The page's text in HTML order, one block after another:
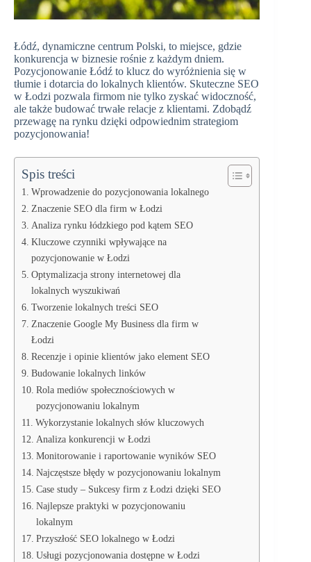
Łódź, dynamiczne centrum Polski, to miejsce, gdzie
konkurencja w biznesie rośnie z każdym dniem.
Pozycjonowanie Łódź to klucz do wyróżnienia się w
tłumie i dotarcia do lokalnych klientów. Skuteczne SEO
w Łodzi pozwala firmom nie tylko zyskać widoczność,
ale także budować trwałe relacje z klientami. Zdobądź
przewagę na rynku dzięki odpowiednim strategiom
pozycjonowania!
Spis treści
Wprowadzenie do pozycjonowania lokalnego
Znaczenie SEO dla firm w Łodzi
Analiza rynku łódzkiego pod kątem SEO
Kluczowe czynniki wpływające na
pozycjonowanie w Łodzi
Optymalizacja strony internetowej dla
lokalnych wyszukiwań
Tworzenie lokalnych treści SEO
Znaczenie Google My Business dla firm w
Łodzi
Recenzje i opinie klientów jako element SEO
Budowanie lokalnych linków
Rola mediów społecznościowych w
pozycjonowaniu lokalnym
Wykorzystanie lokalnych słów kluczowych
Analiza konkurencji w Łodzi
Monitorowanie i raportowanie wyników SEO
Najczęstsze błędy w pozycjonowaniu lokalnym
Case study – Sukcesy firm z Łodzi dzięki SEO
Najlepsze praktyki w pozycjonowaniu
lokalnym
Przyszłość SEO lokalnego w Łodzi
Usługi pozycjonowania dostępne w Łodzi